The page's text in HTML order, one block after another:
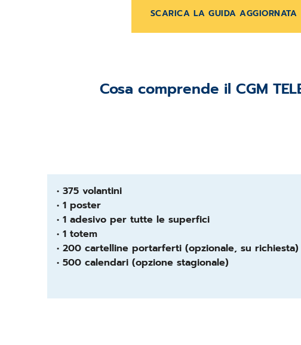
SCARICA LA GUIDA AGGIORNATA
Cosa comprende il CGM
• 375 volantini
• 1 poster
• 1 adesivo per tutte le superfici
• 1 totem
• 200 cartelline portarferti (opzionale, su richiesta)
• 500 calendari (opzione stagionale)